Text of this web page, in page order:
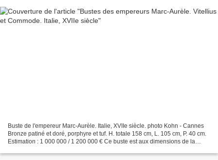
Buste de l'empereur Marc-Aurèle. Italie, XVIIe siècle. photo Kohn - Cannes
Bronze patiné et doré, porphyre et tuf. H. totale 158 cm, L. 105 cm, P. 40 cm.
Estimation : 1 000 000 / 1 200 000 € Ce buste est aux dimensions de la